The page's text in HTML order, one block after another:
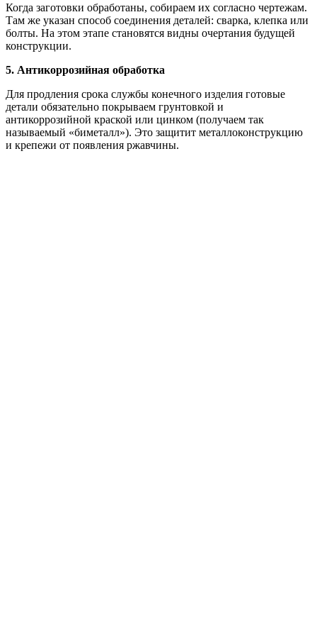
Когда заготовки обработаны, собираем их согласно чертежам.
Там же указан способ соединения деталей: сварка, клепка или
болты. На этом этапе становятся видны очертания будущей
конструкции.
5. Антикоррозийная обработка
Для продления срока службы конечного изделия готовые
детали обязательно покрываем грунтовкой и
антикоррозийной краской или цинком (получаем так
называемый «биметалл»). Это защитит металлоконструкцию
и крепежи от появления ржавчины.